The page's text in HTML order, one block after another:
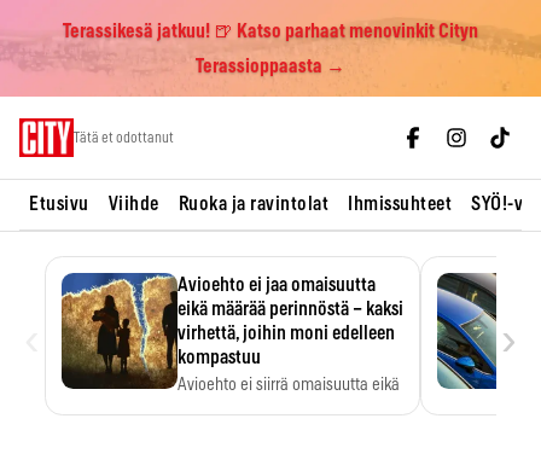
Terassikesä jatkuu! 🍺 Katso parhaat menovinkit Cityn
Terassioppaasta →
Tätä et odottanut
Etusivu Viihde Ruoka ja ravintolat Ihmissuhteet SYÖ!-
Avioehto ei jaa omaisuutta
eikä määrää perinnöstä – kaksi
virhettä, joihin moni edelleen
kompastuu
Avioehto ei siirrä omaisuutta eikä
›